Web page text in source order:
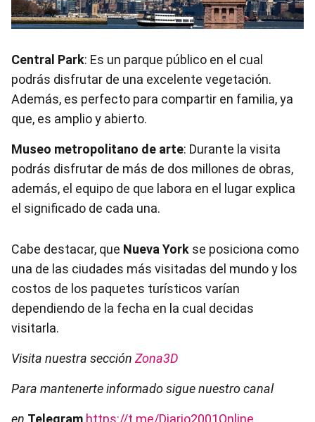
Central Park: Es un parque público en el cual
podrás disfrutar de una excelente vegetación.
Además, es perfecto para compartir en familia, ya
que, es amplio y abierto.
Museo metropolitano de arte: Durante la visita
podrás disfrutar de más de dos millones de obras,
además, el equipo de que labora en el lugar explica
el significado de cada una.
Cabe destacar, que Nueva York se posiciona como
una de las ciudades más visitadas del mundo y los
costos de los paquetes turísticos varían
dependiendo de la fecha en la cual decidas
visitarla.
Visita nuestra sección Zona3D
Para mantenerte informado sigue nuestro canal
en Telegram https://t.me/Diario2001Online